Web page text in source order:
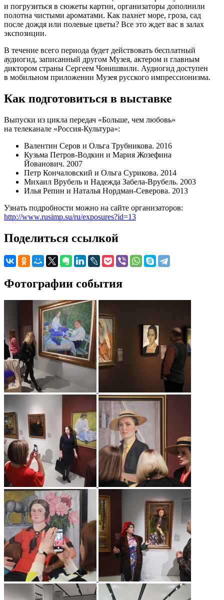
и погрузиться в сюжеты картин, организаторы дополнили
полотна чистыми ароматами. Как пахнет море, гроза, сад
после дождя или полевые цветы? Все это ждет вас в залах
экспозиции.
В течение всего периода будет действовать бесплатный
аудиогид, записанный другом Музея, актером и главным
диктором страны Сергеем Чонишвили. Аудиогид доступен
в мобильном приложении Музея русского импрессионизма.
Как подготовиться в выставке
Выпуски из цикла передач «Больше, чем любовь»
на телеканале «Россия-Культура»:
Валентин Серов и Ольга Трубникова. 2016
Кузьма Петров-Водкин и Мария Жозефина
Йованович. 2007
Петр Кончаловский и Ольга Сурикова. 2014
Михаил Врубель и Надежда Забела-Врубель. 2003
Илья Репин и Наталья Нордман-Северова. 2013
Узнать подробности можно на сайте организаторов:
http://www.rusimp.su/ru/exposures?id=13
Поделиться ссылкой
Фотографии события